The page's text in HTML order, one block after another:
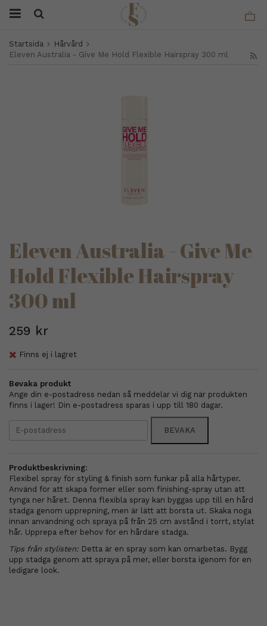
Startsida
Hårvård
Eleven Australia - Give Me Hold Flexible Hairspray 300 ml
Eleven Australia - Give Me
Hold Flexible Hairspray
300 ml
259 kr
Finns ej i lagret
Bevaka produkt
Ange din e-postadress nedan så meddelar vi dig när produkten
finns i lager! Din e-postadress sparas i upp till 180 dagar.
BEVAKA
Produktbeskrivning:
Flexibel spray för styling & finish som funkar på alla hårtyper.
Använd för att skapa former eller som finishing-spray utan att
tynga ner håret. Denna flexibla spray kan byggas upp till en hård
stadga genom upprepning, men är lätt att borsta ut. Skaka noga
innan användning och spraya på från 25 cm avstånd i torrt, stylat
hår. Upprepa efter behov för en hårdare stadga.
Tips från stylisten: Detta är en spray som kan omarbetas. Bygg
upp stadga genom att spraya på mer, eller borsta igenom för en
ledigare look.